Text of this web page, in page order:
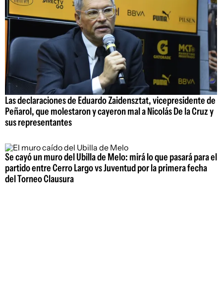
Las declaraciones de Eduardo Zaidensztat, vicepresidente de
Peñarol, que molestaron y cayeron mal a Nicolás De la Cruz y
sus representantes
Se cayó un muro del Ubilla de Melo: mirá lo que pasará para el
partido entre Cerro Largo vs Juventud por la primera fecha
del Torneo Clausura